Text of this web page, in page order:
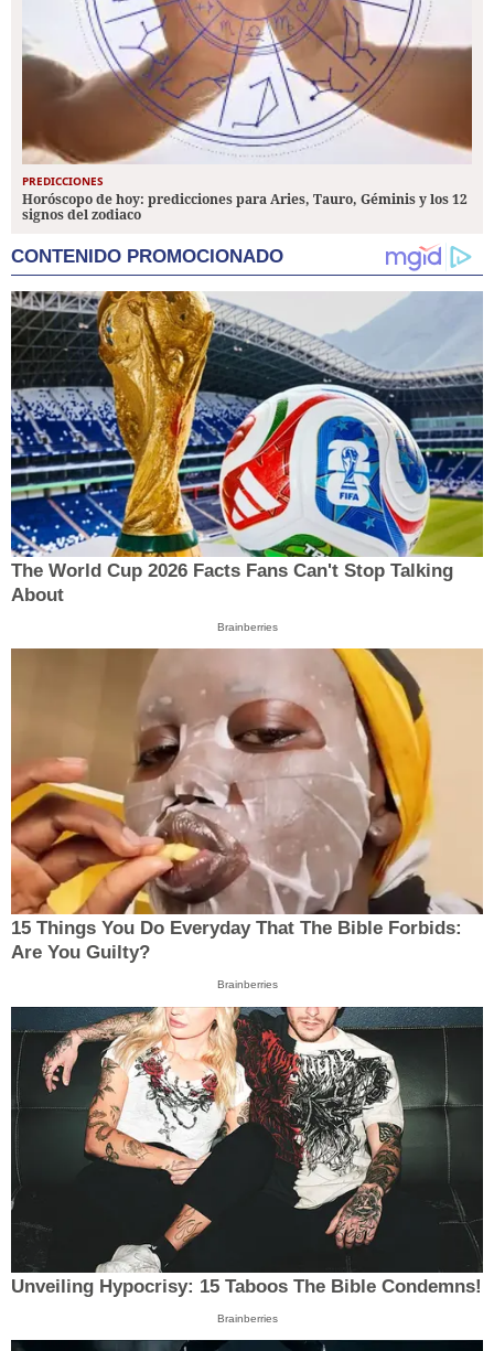
PREDICCIONES
Horóscopo de hoy: predicciones para Aries, Tauro, Géminis y los 12
signos del zodiaco
CONTENIDO PROMOCIONADO
The World Cup 2026 Facts Fans Can't Stop Talking
About
Brainberries
15 Things You Do Everyday That The Bible Forbids:
Are You Guilty?
Brainberries
Unveiling Hypocrisy: 15 Taboos The Bible Condemns!
Brainberries